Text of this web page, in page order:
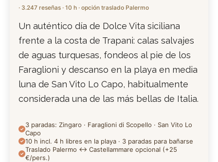
· 3.247 reseñas · 10 h · opción traslado Palermo
Un auténtico día de Dolce Vita siciliana
frente a la costa de Trapani: calas salvajes
de aguas turquesas, fondeos al pie de los
Faraglioni y descanso en la playa en media
luna de San Vito Lo Capo, habitualmente
considerada una de las más bellas de Italia.
3 paradas: Zingaro · Faraglioni di Scopello · San Vito Lo
Capo
10 h incl. 4 h libres en la playa · 3 paradas para bañarse
Traslado Palermo ↔ Castellammare opcional (+25
€/pers.)